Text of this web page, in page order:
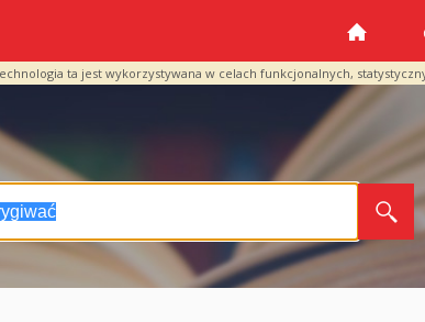
ta jest wykorzystywana w celach funkcjonalnych,